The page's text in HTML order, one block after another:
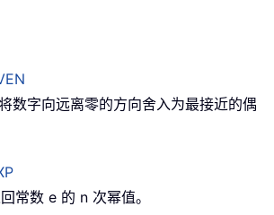
数字向远离零的方向舍入为最接近的偶
常数 e 的 n 次幂值。